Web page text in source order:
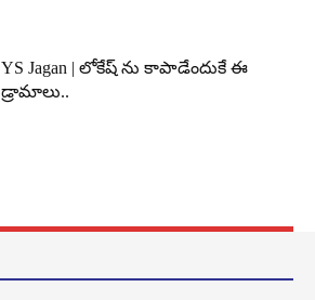
YS Jagan | లోకేష్ ను కాపాడేందుకే ఈ
డ్రామాలు..